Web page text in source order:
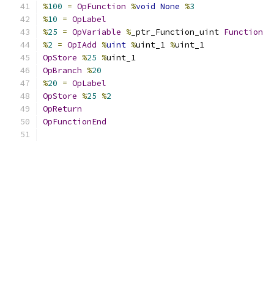
%100 = OpFunction %void None %3
%10 = OpLabel
%25 = OpVariable % _ptr_Function_uint Function
%2 = OpIAdd %uint %uint_1 %uint_1
OpStore %25 %uint_1
OpBranch %20
%20 = OpLabel
OpStore %25 %2
OpReturn
OpFunctionEnd